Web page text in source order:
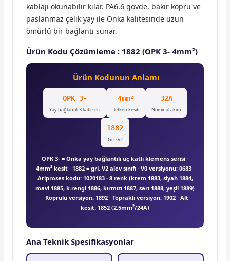
kablajı okunabilir kılar. PA6.6 gövde, bakır köprü ve
paslanmaz çelik yay ile Onka kalitesinde uzun
ömürlü bir bağlantı sunar.
Ürün Kodu Çözümleme : 1882 (OPK 3- 4mm²)
Ürün Kodunun Anlamı
OPK 3-
Yay bağlantılı 3 katlı seri
4mm²
İletken kesiti
32A
Nominal akım
1882
Gri · V2
OPK 3- = Onka yay bağlantılı üç katlı klemens serisi ·
4mm² kesit · 1882 = gri, V2 alev sınıfı · V0 versiyonu: 0683 ·
Ariproses kodu: 1020183 · 8 renk (krem 1883, siyah 1884,
mavi 1885, k.rengi 1886, kırmızı 1887, sarı 1888, yeşil 1889)
· Köprülü versiyon: 1892 · Topraklı versiyon: 1902 · Alt
kesit: 1852 (2,5mm²/24A)
Ana Teknik Spesifikasyonlar